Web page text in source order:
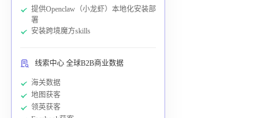
提供Openclaw（小龙虾）本地化安装部
署
安装跨境魔方skills
线索中心 全球B2B商业数据
海关数据
地图获客
领英获客